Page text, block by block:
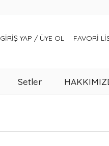
GIRIŞ YAP / ÜYE OL FAVORI
Setler